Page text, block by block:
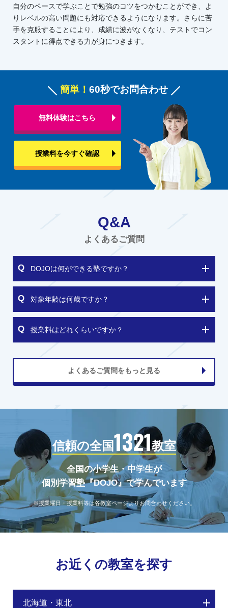
自分のペースで学ぶことで勉強のコツをつかむことができ、よ
りレベルの高い問題にも対応できるようになります。さらに苦
手を克服することにより、成績に波がなくなり、テストでコン
スタントに得点できる力が身につきます。
簡単！ 60秒でお問合わせ
無料体験はこちら
授業料を今すぐ確認
Q&A
よくあるご質問
DOJOは何ができる塾ですか？
対象年齢は何歳ですか？
授業料はどれくらいですか？
よくあるご質問をもっと見る
信頼の全国1321教室
全国の小学生・中学生が
個別学習塾『DOJO』で学んでいます
※授業曜日・授業料等は各教室ページよりお問合わせください。
お近くの教室を探す
北海道・東北